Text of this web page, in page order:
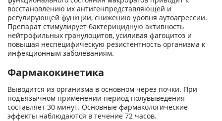
восстановлению их антигенпредставляющей и
регулирующей функции, снижению уровня аутоагрессии.
Препарат стимулирует бактерицидную активность
нейтрофильных гранулоцитов, усиливая фагоцитоз и
повышая неспецифическую резистентность организма к
инфекционным заболеваниям.
Фармакокинетика
Выводится из организма в основном через почки. При
подъязычном применении период полувыведения
составляет 30 минут. Основные фармакологические
эффекты наблюдаются в течение 72 часов.